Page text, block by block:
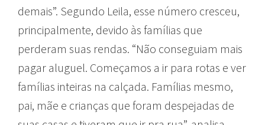
demais”. Segundo Leila, esse número cresceu,
principalmente, devido às famílias que
perderam suas rendas. “Não conseguiam mais
pagar aluguel. Começamos a ir para rotas e ver
famílias inteiras na calçada. Famílias mesmo,
pai, mãe e crianças que foram despejadas de